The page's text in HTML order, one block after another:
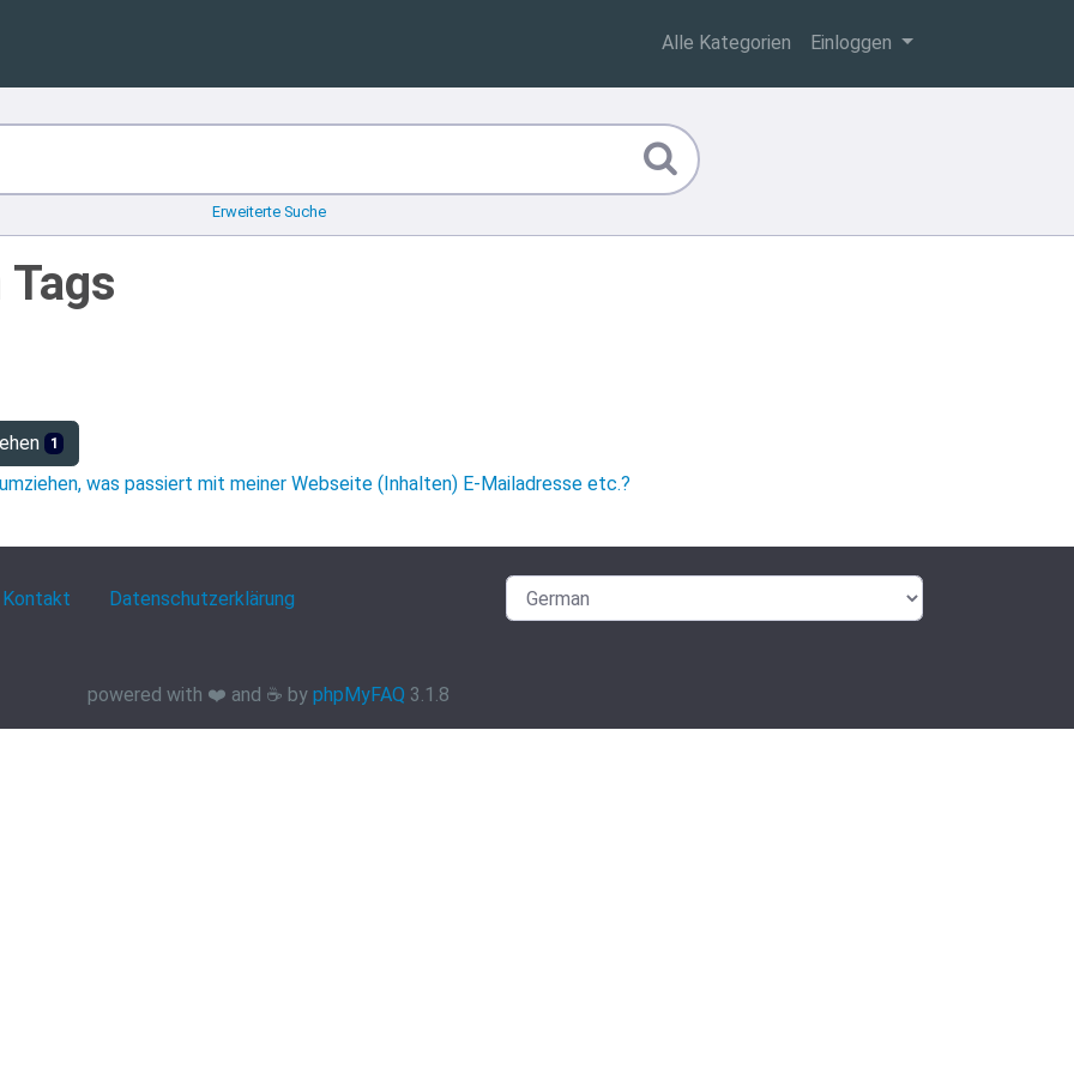
Alle Kategorien Einloggen
Erweiterte Suche
1
was passiert mit meiner Webseite (Inhalten) E-Mailadresse etc.?
Kontakt Datenschutzerklärung
powered with ❤️ and ☕️ by phpMyFAQ 3.1.8